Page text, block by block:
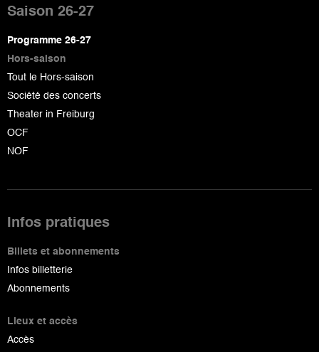
de
page
Saison 26-27
Programme 26-27
Hors-saison
Tout le Hors-saison
Société des concerts
Theater in Freiburg
OCF
NOF
Infos pratiques
Billets et abonnements
Infos billetterie
Abonnements
Lieux et accès
Accès